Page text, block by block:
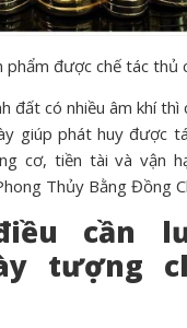
phẩm được chế tác thủ
đất có nhiều âm khí
giúp phát huy được
cơ, tiền tài và vận
Thủy Bằng Đồng
cần
tượng